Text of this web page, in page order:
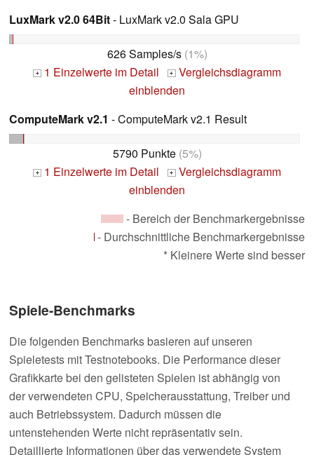
LuxMark v2.0 64Bit- LuxMark v2.0 Sala GPU
626 Samples/s(1%)
+ 1 Einzelwerte im Detail + Vergleichsdiagramm
einblenden
ComputeMark v2.1 - ComputeMark v2.1 Result
5790 Punkte(5%)
+ 1 Einzelwerte im Detail + Vergleichsdiagramm
einblenden
- Bereich der Benchmarkergebnisse
- Durchschnittliche Benchmarkergebnisse
* Kleinere Werte sind besser
Spiele-Benchmarks
Die folgenden Benchmarks basieren auf unseren
Spieletests mit Testnotebooks. Die Performance dieser
Grafikkarte bei den gelisteten Spielen ist abhängig von
der verwendeten CPU, Speicherausstattung, Treiber und
auch Betriebssystem. Dadurch müssen die
untenstehenden Werte nicht repräsentativ sein.
Detaillierte Informationen über das verwendete System